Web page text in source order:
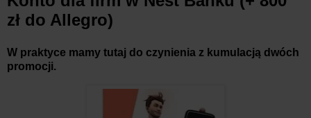
zł do Allegro)
W praktyce mamy tutaj do czynienia z kumulacją dwóch
promocji.